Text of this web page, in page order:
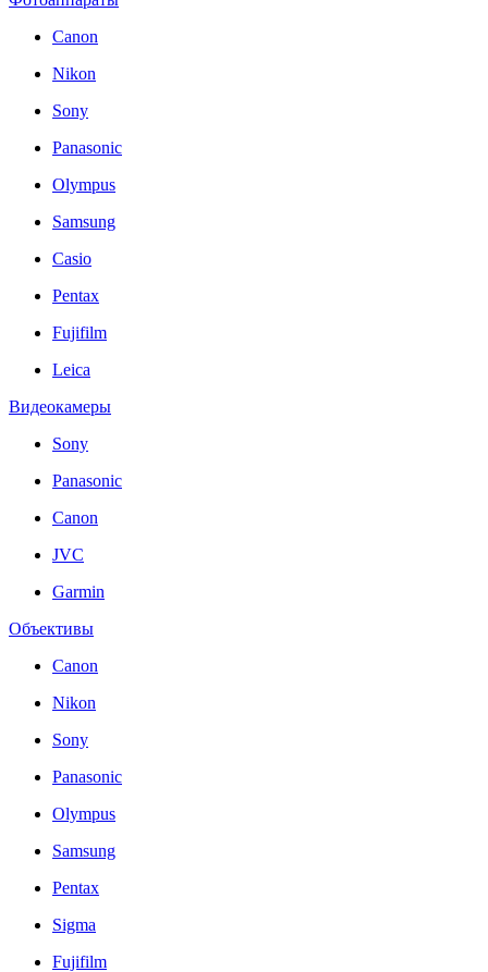
Canon
Nikon
Sony
Panasonic
Olympus
Samsung
Casio
Pentax
Fujifilm
Leica
Видеокамеры
Sony
Panasonic
Canon
JVC
Garmin
Объективы
Canon
Nikon
Sony
Panasonic
Olympus
Samsung
Pentax
Sigma
Fujifilm